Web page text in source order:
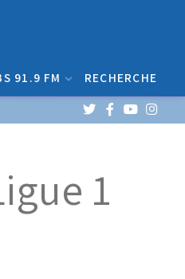
91.9 FM RECHERCHE
1